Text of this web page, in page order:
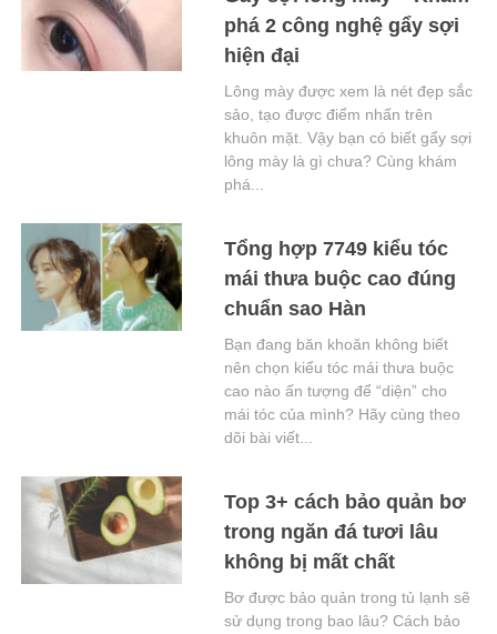
phá 2 công nghệ gẩy sợi
hiện đại
Lông mày được xem là nét đẹp sắc
sảo, tạo được điểm nhấn trên
khuôn mặt. Vậy bạn có biết gẩy sợi
lông mày là gì chưa? Cùng khám
phá...
Tổng hợp 7749 kiểu tóc
mái thưa buộc cao đúng
chuẩn sao Hàn
Bạn đang băn khoăn không biết
nên chọn kiểu tóc mái thưa buộc
cao nào ấn tượng để “diện” cho
mái tóc của mình? Hãy cùng theo
dõi bài viết...
Top 3+ cách bảo quản bơ
trong ngăn đá tươi lâu
không bị mất chất
Bơ được bảo quản trong tủ lạnh sẽ
sử dụng trong bao lâu? Cách bảo